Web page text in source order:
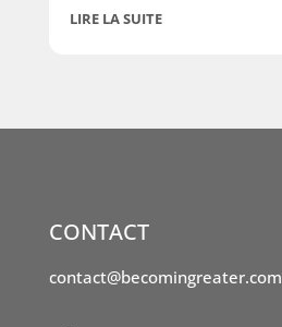
LIRE LA SUITE
CONTACT
contact@becomingreater.com